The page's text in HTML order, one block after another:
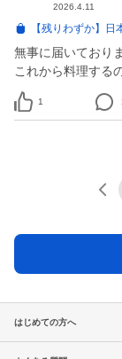
2026.4.11
【残りわずか】
無事に届いており
これから料理する
1
はじめての方へ